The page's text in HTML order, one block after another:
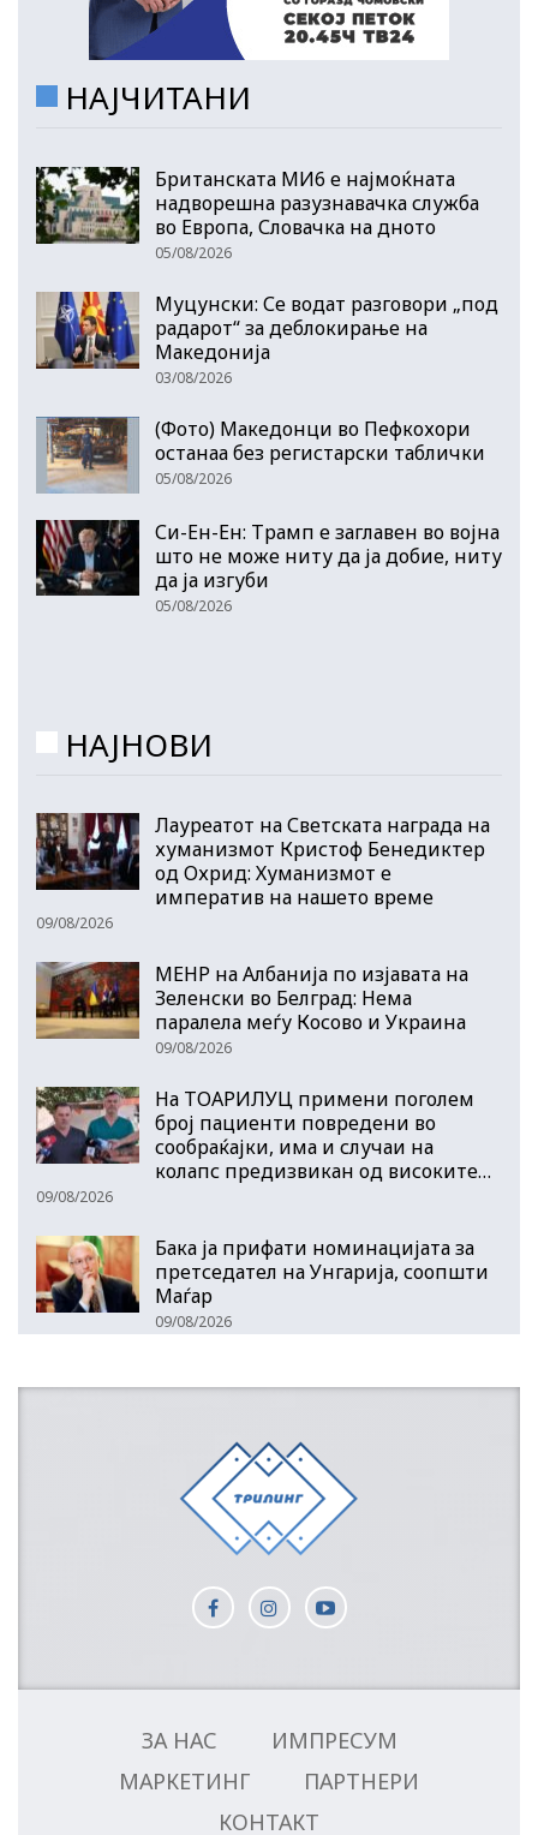
НАЈЧИТАНИ
Британската МИ6 е најмоќната
надворешна разузнавачка служба
во Европа, Словачка на дното
05/08/2026
Муцунски: Се водат разговори „под
радарот“ за деблокирање на
Македонија
03/08/2026
(Фото) Македонци во Пефкохори
останаа без регистарски таблички
05/08/2026
Си-Ен-Ен: Трамп е заглавен во војна
што не може ниту да ја добие, ниту
да ја изгуби
05/08/2026
НАЈНОВИ
Лауреатот на Светската награда на
хуманизмот Кристоф Бенедиктер
од Охрид: Хуманизмот е
императив на нашето време
09/08/2026
МЕНР на Албанија по изјавата на
Зеленски во Белград: Нема
паралела меѓу Косово и Украина
09/08/2026
На ТОАРИЛУЦ примени поголем
број пациенти повредени во
сообраќајки, има и случаи на
колапс предизвикан од високите…
09/08/2026
Бака ја прифати номинацијата за
претседател на Унгарија, соопшти
Маѓар
09/08/2026
ЗА НАС
ИМПРЕСУМ
МАРКЕТИНГ
ПАРТНЕРИ
КОНТАКТ